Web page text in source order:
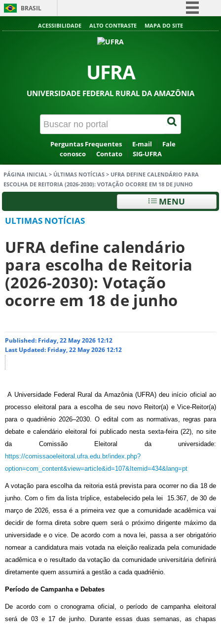
BRASIL
Simplifique!
Acesso à informação
ACESSIBILIDADE ALTO CONTRASTE MAPA DO SITE
UFRA
UNIVERSIDADE FEDERAL RURAL DA AMAZÔNIA
Perguntas Frequentes E-mail
Fale
conosco
Contato SIG-UFRA
PÁGINA INICIAL > ÚLTIMAS NOTÍCIAS > UFRA DEFINE CALENDÁRIO PARA
ESCOLHA DE REITORIA (2026-2030): VOTAÇÃO OCORRE EM 18 DE JUNHO
MENU
ULTIMAS NOTÍCIAS
UFRA define calendário
para escolha de Reitoria
(2026-2030): Votação
ocorre em 18 de junho
Published: Friday, 22 May 2026 12:12
Last Updated: Friday, 22 May 2026 12:12
A Universidade Federal Rural da Amazônia (UFRA) deu início oficial ao
processo eleitoral para a escolha de seu novo Reitor(a) e Vice-Reitor(a)
para o quadriênio 2026–2030. O edital com as normativas, regras para
debate e calendário eleitoral foi publicado nesta sexta-feira (22), no site
da Comissão Eleitoral da universidade:
https://comissaoeleitoral.ufra.edu.br/index.php?
option=com_content&view=article&id=107&Itemid=434&lang=pt
A votação para escolha da reitoria está prevista para ocorrer no dia 18 de
junho. Com o fim da lista tríplice, estabelecido pela lei 15.367, de 30 de
março de 2026, essa é a primeira vez que a comunidade acadêmica vai
decidir de forma direta sobre quem será o próximo dirigente máximo da
universidade e o vice. De acordo com a nova lei, passa a ser obrigatório
nomear a candidatura mais votada na eleição realizada pela comunidade
acadêmica e o resultado da votação da comunidade universitária definirá
diretamente quem assumirá a gestão a cada quadriênio.
Período de Campanha e Debates
De acordo com o cronograma oficial, o período de campanha eleitoral
será de 03 e 17 de junho. Durante essas duas semanas, as chapas